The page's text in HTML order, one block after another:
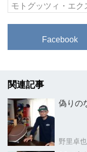
モトグッツィ・エク
Facebook
関連記事
野里卓也